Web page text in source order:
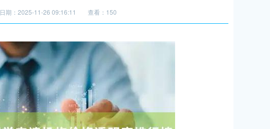
日期：2025-11-26 09:16:11 查看：150